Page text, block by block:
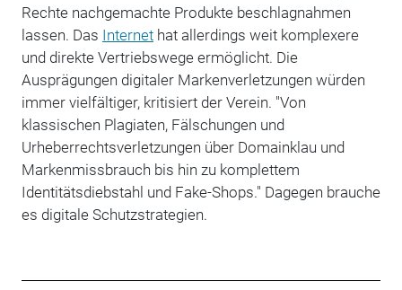
Rechte nachgemachte Produkte beschlagnahmen
lassen. Das Internethat allerdings weit komplexere
und direkte Vertriebswege ermöglicht. Die
Ausprägungen digitaler Markenverletzungen würden
immer vielfältiger, kritisiert der Verein. "Von
klassischen Plagiaten, Fälschungen und
Urheberrechtsverletzungen über Domainklau und
Markenmissbrauch bis hin zu komplettem
Identitätsdiebstahl und Fake-Shops." Dagegen brauche
es digitale Schutzstrategien.